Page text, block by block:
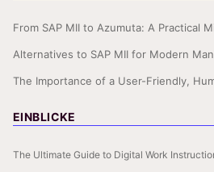
From SAP MII to Azumuta: A Practical
Alternatives to SAP MII for Modern
The Importance of a User-Friendly,
EINBLICKE
The Ultimate Guide to Digital Work